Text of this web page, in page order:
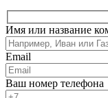
Имя или название
Email
Ваш номер телефона